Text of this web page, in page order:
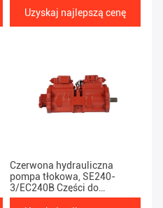
Uzyskaj najlepszą cenę
Czerwona hydrauliczna
pompa tłokowa, SE240-
3/EC240B Części do
ciężkiego sprzętu